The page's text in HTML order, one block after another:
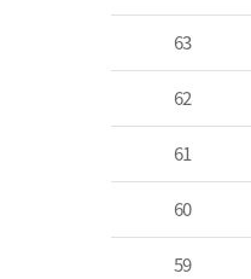
63
62
61
60
59